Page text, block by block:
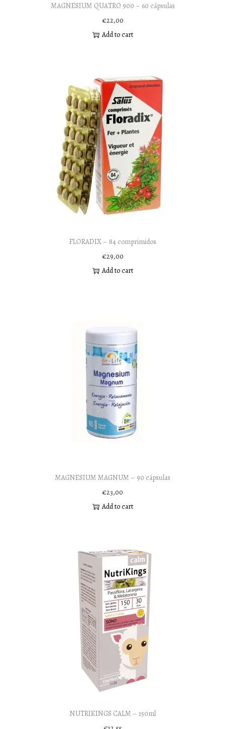
MAGNESIUM QUATRO 900 – 60 cápsulas
€22,00
Add to cart
FLORADIX – 84 comprimidos
€29,00
Add to cart
MAGNESIUM MAGNUM – 90 cápsulas
€23,00
Add to cart
NUTRIKINGS CALM – 150ml